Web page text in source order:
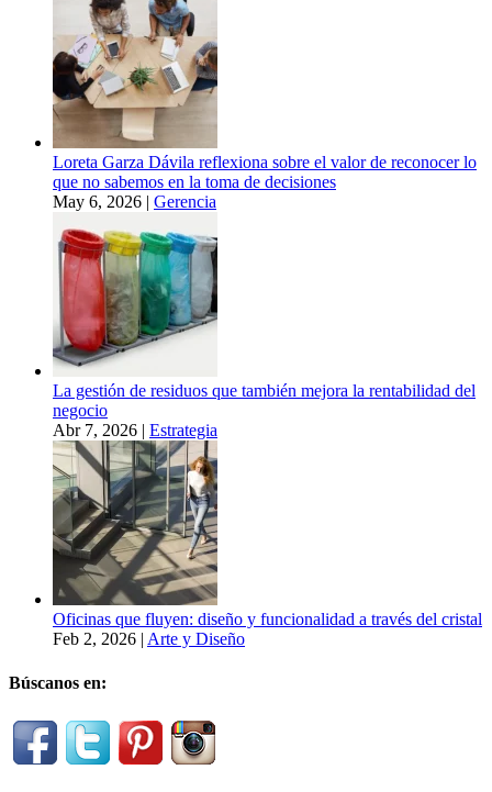
Loreta Garza Dávila reflexiona sobre el valor de reconocer lo
que no sabemos en la toma de decisiones
May 6, 2026 | Gerencia
La gestión de residuos que también mejora la rentabilidad del
negocio
Abr 7, 2026 | Estrategia
Oficinas que fluyen: diseño y funcionalidad a través del cristal
Feb 2, 2026 | Arte y Diseño
Búscanos en: